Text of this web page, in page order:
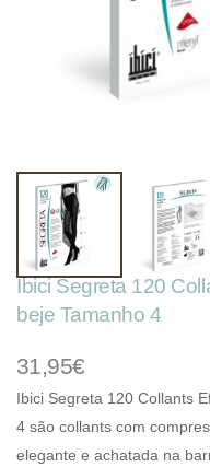
Ibici Segreta 120
beje Tamanho 4
31,95€
Ibici Segreta 120 Collants
4 são collants com
elegante e achatada na